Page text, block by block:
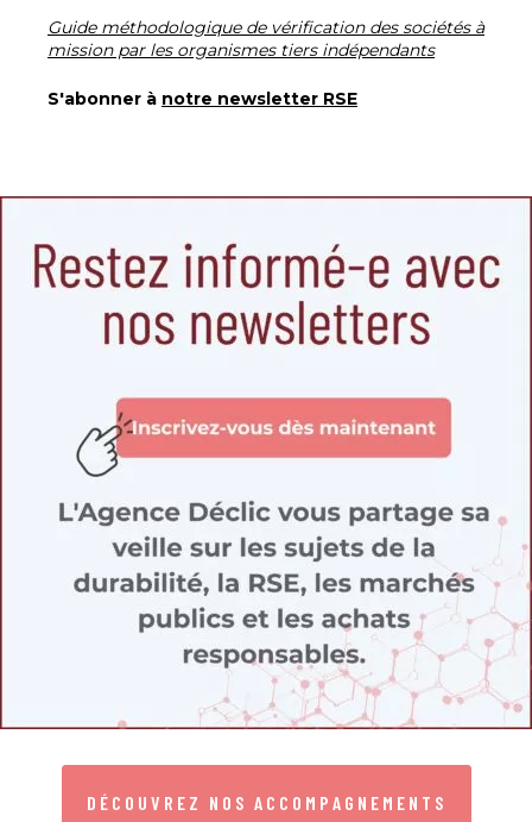
Guide méthodologique de vérification des sociétés à
mission par les organismes tiers indépendants
S'abonner à notre newsletter RSE
DÉCOUVREZ NOS ACCOMPAGNEMENTS